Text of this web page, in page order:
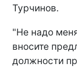
Турчинов.
"Не надо
вносите
должности